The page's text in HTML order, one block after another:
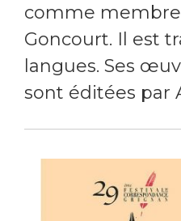
comme
Goncourt. Il est
langues. Ses
sont éditées par